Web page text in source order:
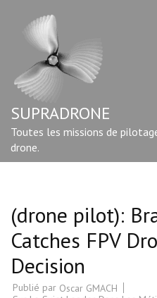
contenu
Entrée)
SUPRADRONE
Toutes les missions de
drone.
(drone pilot):
Catches FPV
Decision
Publié par Oscar GMACH